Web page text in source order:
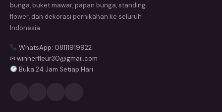
bunga, buket mawar, papan bunga, standing
flower, dan dekorasi pernikahan ke seluruh
Indonesia.
WhatsApp: 08111919922
✉ winnerfleur30@gmail.com
Buka 24 Jam Setiap Hari